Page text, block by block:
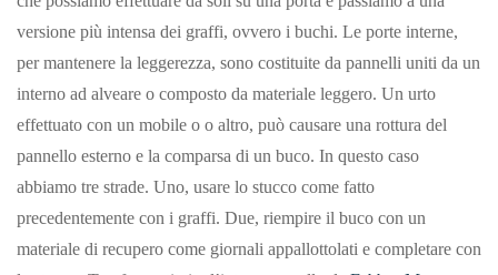
versione più intensa dei graffi, ovvero i buchi. Le porte interne,
per mantenere la leggerezza, sono costituite da pannelli uniti da un
interno ad alveare o composto da materiale leggero. Un urto
effettuato con un mobile o o altro, può causare una rottura del
pannello esterno e la comparsa di un buco. In questo caso
abbiamo tre strade. Uno, usare lo stucco come fatto
precedentemente con i graffi. Due, riempire il buco con un
materiale di recupero come giornali appallottolati e completare con